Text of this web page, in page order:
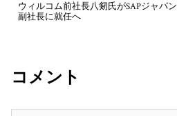
ウィルコム前社長八剱氏がSAPジャパン
副社長に就任へ
コメント